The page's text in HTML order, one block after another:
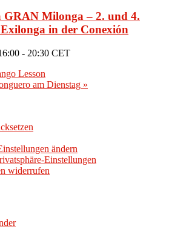
GRAN Milonga – 2. und 4.
in der Conexión
- 20:30 CET
Lesson
am Dienstag »
ändern
Einstellungen
widerrufen